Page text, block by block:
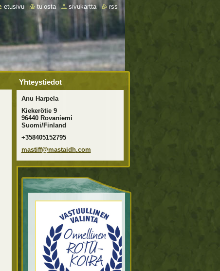
Yhteystiedot
Anu Harpela
Kiekerötie 9
96440 Rovaniemi
Suomi/Finland
+358405152795
mastiff@mastaidh.com
etusivu tulosta | sivukartta | rss